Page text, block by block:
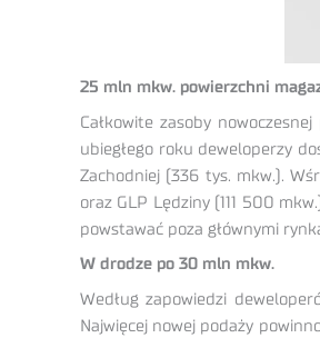
25 mln mkw. powierzchni
Całkowite zasoby
ubiegłego roku deweloperzy
Zachodniej (336 tys. mkw.).
oraz GLP Lędziny (111 500
powstawać poza głównymi
W drodze po 30 mln mkw.
Według zapowiedzi
Najwięcej nowej podaży